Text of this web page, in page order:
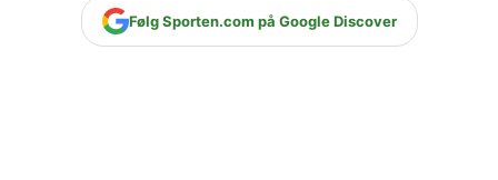
Følg Sporten.com på Google Discover